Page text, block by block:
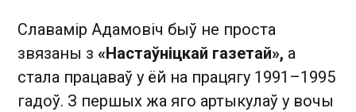
Славамір Адамовіч быў не проста
звязаны з «Настаўніцкай газетай», а
стала працаваў у ёй на працягу 1991–1995
гадоў. З першых жа яго артыкулаў у вочы